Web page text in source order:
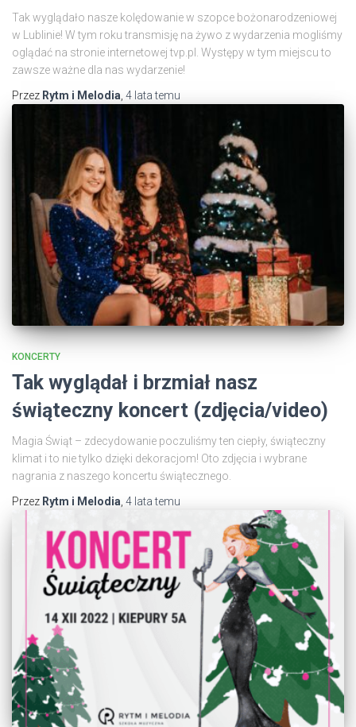
Tak wyglądało nasze kolędowanie w szopce bożonarodzeniowej
w Lublinie! W tym roku transmisję na żywo z wydarzenia mogliśmy
oglądać na stronie internetowej tvp.pl. Występy w tym miejscu to
zawsze ważne dla nas wydarzenie!
Przez Rytm i Melodia, 4 latatemu
KONCERTY
Tak wyglądał i brzmiał nasz
świąteczny koncert (zdjęcia/video)
Magia Świąt – zdecydowanie poczuliśmy ten ciepły, świąteczny
klimat i to nie tylko dzięki dekoracjom! Oto zdjęcia i wybrane
nagrania z naszego koncertu świątecznego.
Przez Rytm i Melodia 4 latatemu